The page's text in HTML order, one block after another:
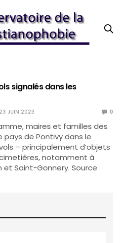
signalés dans les
23 JUIN 2023 0
maires et familles des
de Pontivy dans le
– principalement d’objets
notamment à
et Saint-Gonnery. Source